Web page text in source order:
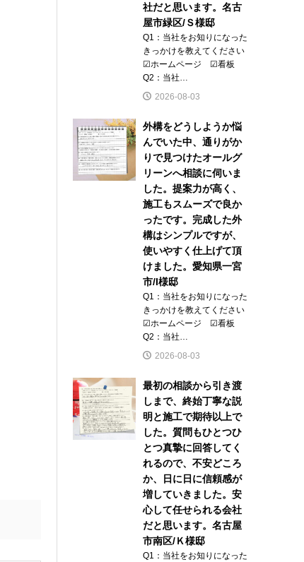
社だと思います。名古
屋市緑区/Ｓ様邸
Q1：当社をお知りになった
きっかけを教えてください
☑ホームページ ☑看板
Q2：当社…
2026-08-03
外構をどうしようか悩
んでいた中、通りがか
りで見つけたオールグ
リーンへ相談に伺いま
した。提案力が高く、
施工もスムーズで良か
ったです。完成した外
構はシンプルですが、
使いやすく仕上げて頂
けました。愛知県一宮
市/I様邸
Q1：当社をお知りになった
きっかけを教えてください
☑ホームページ ☑看板
Q2：当社…
2026-08-03
最初の相談から引き渡
しまで、終始丁寧な説
明と施工で期待以上で
した。質問もひとつひ
とつ真摯に回答してく
れるので、不安どころ
か、日に日に信頼感が
増していきました。安
心して任せられる会社
だと思います。名古屋
市南区/Ｋ様邸
Q1：当社をお知りになった